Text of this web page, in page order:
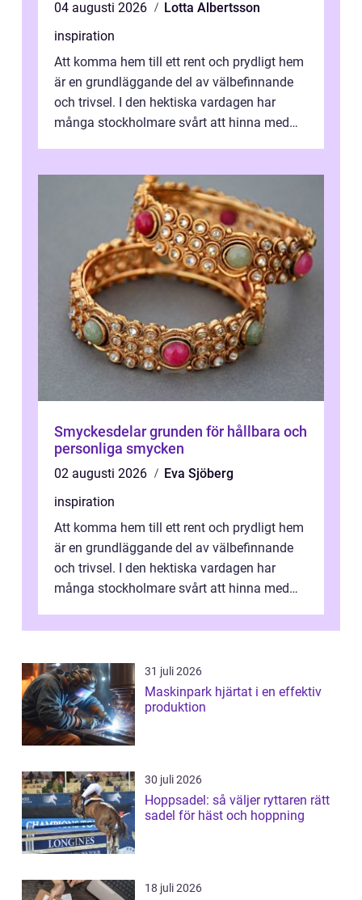
04 augusti 2026
Lotta Albertsson
inspiration
Att komma hem till ett rent och prydligt hem
är en grundläggande del av välbefinnande
och trivsel. I den hektiska vardagen har
många stockholmare svårt att hinna med
Smyckesdelar grunden för hållbara och
personliga smycken
02 augusti 2026
Eva Sjöberg
inspiration
Att komma hem till ett rent och prydligt hem
är en grundläggande del av välbefinnande
och trivsel. I den hektiska vardagen har
många stockholmare svårt att hinna med
31 juli 2026
Maskinpark hjärtat i en effektiv
produktion
30 juli 2026
Hoppsadel: så väljer ryttaren rätt
sadel för häst och hoppning
18 juli 2026